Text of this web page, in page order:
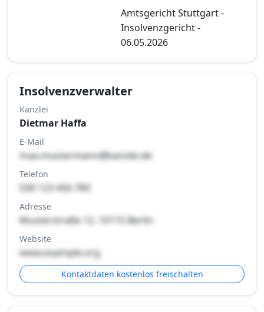
Amtsgericht Stuttgart -
Insolvenzgericht -
06.05.2026
Insolvenzverwalter
Kanzlei
Dietmar Haffa
E-Mail
max.mustermann@kanzlei.de
Telefon
030 123 456 789
Adresse
Musterstraße 12, 10115 Berlin
Website
www.example.org
Kontaktdaten kostenlos freischalten